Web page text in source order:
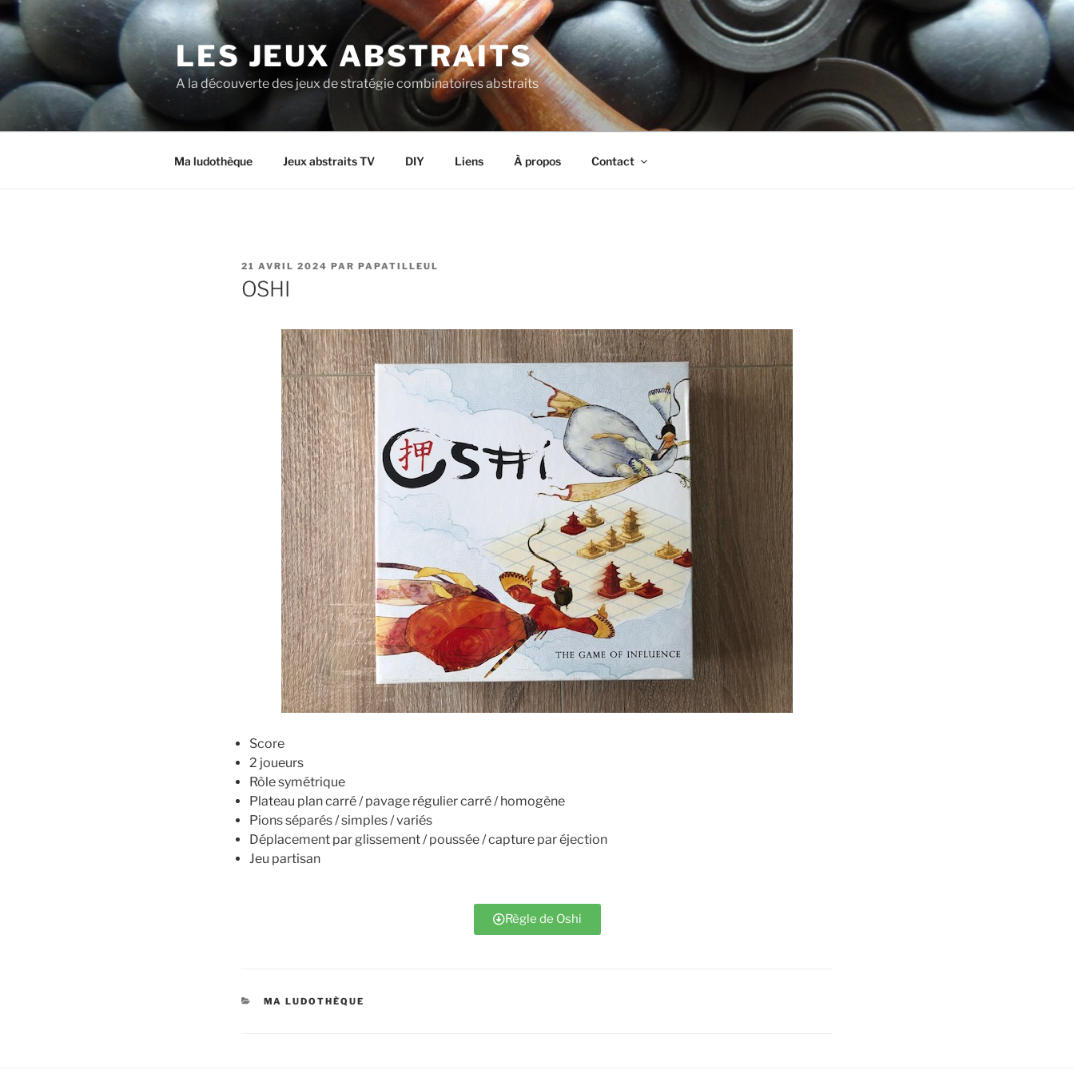
LES JEUX ABSTRAITS
A la découverte des jeux de stratégie combinatoires abstraits
Ma ludothèque Jeux abstraits TV DIY Liens À propos Contact
21 AVRIL 2024 PAR PAPATILLEUL
OSHI
Score
2 joueurs
Rôle symétrique
Plateau plan carré / pavage régulier carré / homogène
Pions séparés / simples / variés
Déplacement par glissement / poussée / capture par éjection
Jeu partisan
Règle de Oshi
MA LUDOTHÈQUE